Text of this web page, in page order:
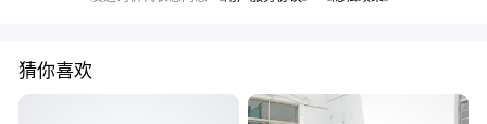
猜你喜欢